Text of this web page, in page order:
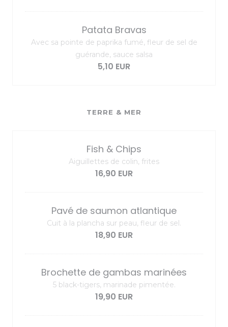
Patata Bravas
Avec sa pointe de paprika fumé, fleur de sel de
guérande, sauce salsa
5,10 EUR
TERRE & MER
Fish & Chips
Aiguillettes de colin, frites
16,90 EUR
Pavé de saumon atlantique
Cuit à la plancha sur peau, fleur de sel.
18,90 EUR
Brochette de gambas marinées
5 black-tigers, marinade pimentée.
19,90 EUR